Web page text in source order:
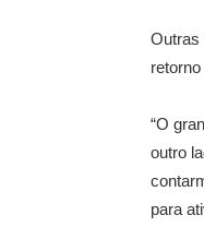
Outras
“O
outro
para